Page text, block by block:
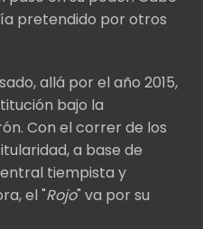
pretendido por otros
allá por el año 2015,
bajo la
Con el correr de los
a base de
tiempista y
el "Rojo" va por su